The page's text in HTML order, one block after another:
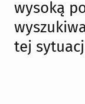
wysoką
tej